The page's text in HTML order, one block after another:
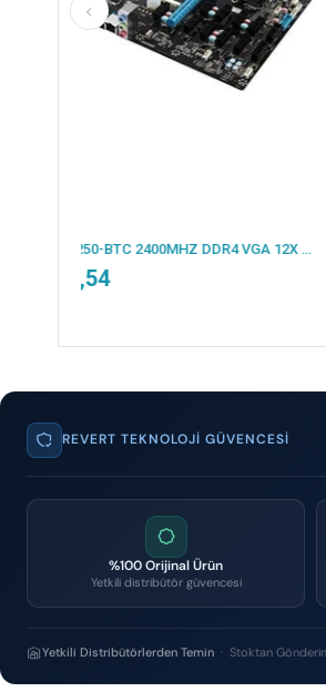
ESONIC B250-BTC 2400MHZ DDR4 VGA 12X PCI-E 1151P 6.NESİL CPU DESTEKLER (BULK - KUTUSUZ )
REVERT TEKNOLOJI GÜVENCESI
%100 Orijinal Ürün
Yetkili distribütör güvencesi
Yetkili Distribütörlerden Temin · Stoktan